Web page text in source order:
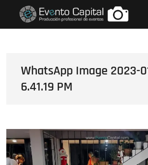
contenido
WhatsApp Image 2023-
6.41.19 PM